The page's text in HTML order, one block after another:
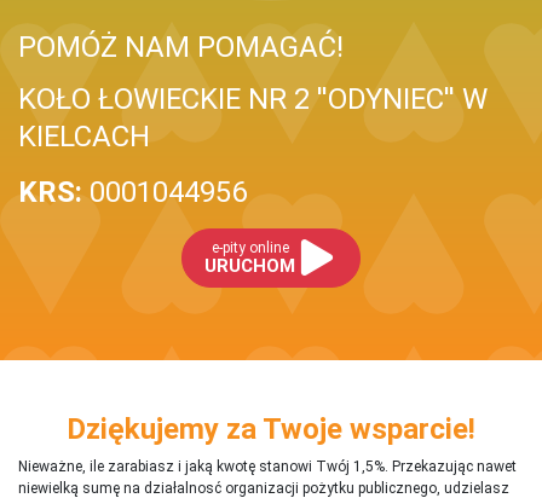
POMÓŻ NAM POMAGAĆ!
KOŁO ŁOWIECKIE NR 2 ''ODYNIEC'' W
KIELCACH
KRS: 0001044956
e-pity online
URUCHOM
Dziękujemy za Twoje wsparcie!
Nieważne, ile zarabiasz i jaką kwotę stanowi Twój 1,5%. Przekazując nawet
niewielką sumę na działalnosć organizacji pożytku publicznego, udzielasz